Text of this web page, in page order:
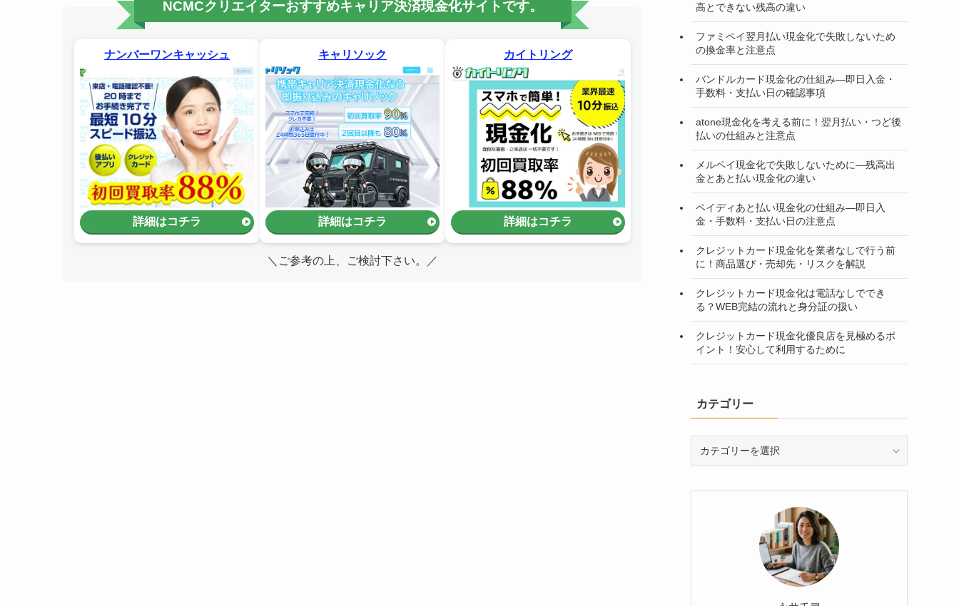
NCMCクリエイターおすすめキャリア決済現金化サイトです。
ナンバーワンキャッシュ
詳細はコチラ
キャリソック
詳細はコチラ
カイトリング
詳細はコチラ
＼ご参考の上、ご検討下さい。／
高とできない残高の違い
ファミペイ翌月払い現金化で失敗しないため
の換金率と注意点
バンドルカード現金化の仕組み―即日入金・
手数料・支払い日の確認事項
atone現金化を考える前に！翌月払い・つど後
払いの仕組みと注意点
メルペイ現金化で失敗しないために―残高出
金とあと払い現金化の違い
ペイディあと払い現金化の仕組み―即日入
金・手数料・支払い日の注意点
クレジットカード現金化を業者なしで行う前
に！商品選び・売却先・リスクを解説
クレジットカード現金化は電話なしででき
る？WEB完結の流れと身分証の扱い
クレジットカード現金化優良店を見極めるポ
イント！安心して利用するために
カテゴリー
リ